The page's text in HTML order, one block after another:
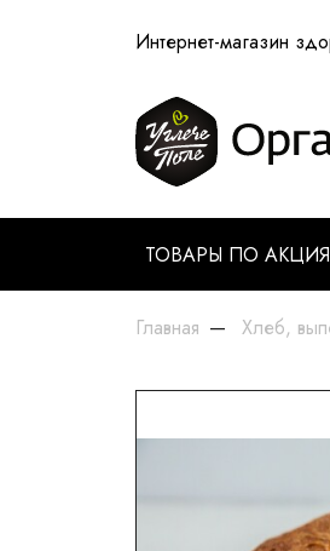
Интернет-магазин
ТОВАРЫ ПО
Главная Хлеб,